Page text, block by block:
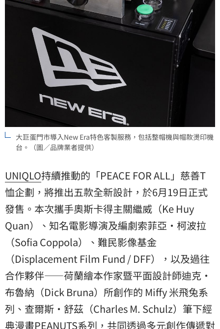
大巨蛋門市導入New Era特色客製服務，包括整帽機與帽款燙印機
台。（圖／品牌業者提供）
UNIQLO持續推動的「PEACE FOR ALL」慈善T
恤企劃，將推出五款全新設計，於6月19日正式
發售。本次攜手奧斯卡得主關繼威（Ke Huy
Quan）、知名電影導演及編劇索菲亞・柯波拉
（Sofia Coppola）、難民影像基金
（Displacement Film Fund / DFF），以及過往
合作夥伴——荷蘭繪本作家暨平面設計師迪克・
布魯納（Dick Bruna）所創作的 Miffy 米飛兔系
列、查爾斯・舒茲（Charles M. Schulz）筆下經
典漫畫PEANUTS系列，共同透過多元創作傳遞對